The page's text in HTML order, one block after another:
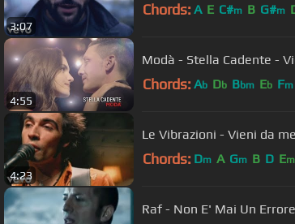
3:07
Chords: A E C#m B G#m
4:55
Modà - Stella Cadente -
Chords: Ab Db Bbm Eb Fm
4:23
Le Vibrazioni - Vieni da
Chords: Dm A Gm B D Em
Raf - Non E' Mai Un